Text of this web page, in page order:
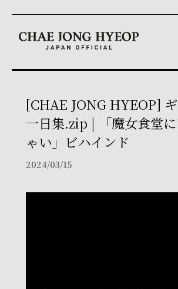
[CHAE JONG HYEOP]
一日集.zip | 「魔女食堂
ゃい」ビハインド
2024/03/15